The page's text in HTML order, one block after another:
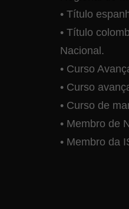
• Título
• Título
Nacional.
• Curso
• Curso
• Curso de
• Membro de
• Membro da